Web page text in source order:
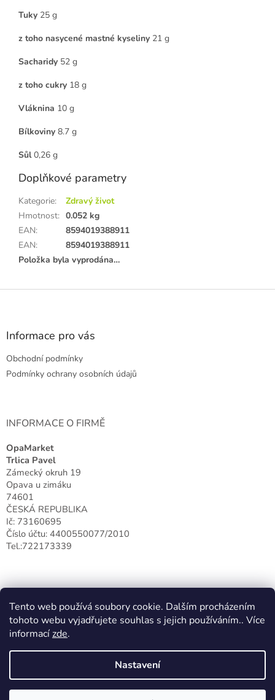
Tento web používá soubory cookie. Dalším procházením
tohoto webu vyjadřujete souhlas s jejich používáním.. Více
informacízde.
Nastavení
Tuky 25 g
z toho nasycené mastné kyseliny 21 g
Sacharidy 52 g
z toho cukry 18 g
Vláknina 10 g
Bílkoviny 8.7 g
Sůl 0,26 g
Doplňkové parametry
Kategorie:
Zdravý život
Hmotnost: 0.052 kg
EAN:
8594019388911
EAN:
8594019388911
Položka byla vyprodána…
Z
Informace pro vás
Obchodní podmínky
Podmínky ochrany osobních údajů
INFORMACE O FIRMĚ
OpaMarket
Trlica Pavel
Zámecký okruh 19
Opava u zimáku
74601
ČESKÁ REPUBLIKA
Ič: 73160695
Číslo účtu: 4400550077/2010
Tel.:722173339
Vytvořil Shoptet